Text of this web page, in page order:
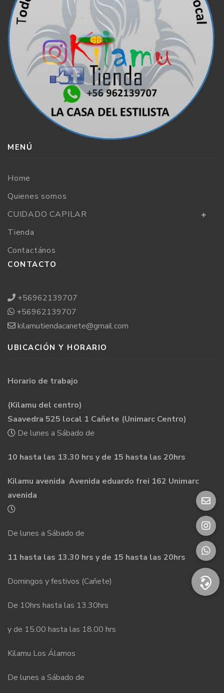
MENÚ
Home
Quienes somos
CUIDADO CAPILAR
Tienda
Contactános
CONTACTO
+56962139707
+56962139707
kilamutiendacanete@gmail.com
UBICACIÓN Y HORARIO
Horario de trabajo
(Kilamu del centro)
Saavedra 525 local 1 Cañete (Unimarc Centro)
De lunes a Sábado de
10 hasta las 13.30 hrs y de 15 hasta las 20hrs
Kilamu avenida Avenida eduardo frei 162 Unimarc
avenida
De lunes a Sábado de
11 hasta las 13.30 hrs y de 15 hasta las 20hrs
Domingos y festivos (Cañete)
De 10hrs hasta las 13.30hrs
y de 15.00 hasta las 18.00 hrs
Kilamu Los Álamos
De lunes a Sábado de